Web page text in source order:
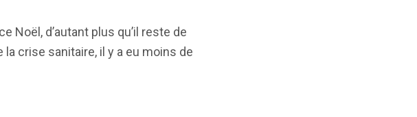
d’autant plus qu’il reste de
crise sanitaire, il y a eu moins de